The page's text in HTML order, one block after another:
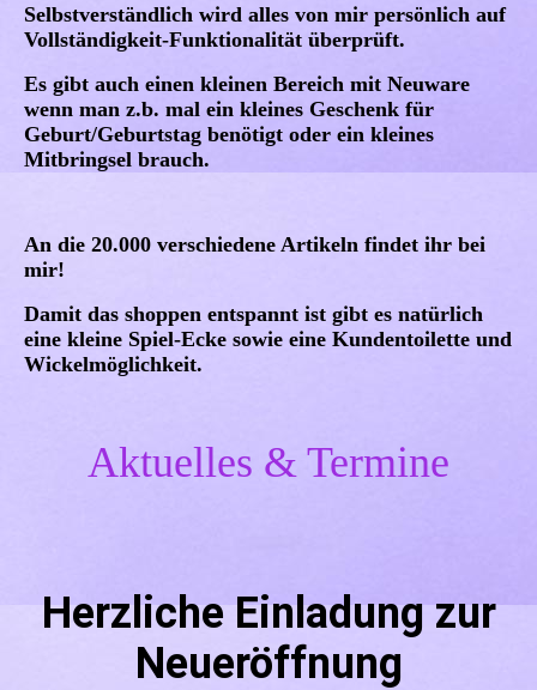
Selbstverständlich wird alles von mir persönlich auf
Vollständigkeit-Funktionalität überprüft.
Es gibt auch einen kleinen Bereich mit Neuware
wenn man z.b. mal ein kleines Geschenk für
Geburt/Geburtstag benötigt oder ein kleines
Mitbringsel brauch.
An die 20.000 verschiedene Artikeln findet ihr bei
mir!
Damit das shoppen entspannt ist gibt es natürlich
eine kleine Spiel-Ecke sowie eine Kundentoilette und
Wickelmöglichkeit.
Aktuelles & Termine
Herzliche Einladung zur
Neueröffnung